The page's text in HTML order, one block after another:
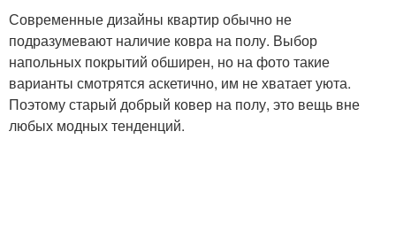
Современные дизайны квартир обычно не
подразумевают наличие ковра на полу. Выбор
напольных покрытий обширен, но на фото такие
варианты смотрятся аскетично, им не хватает уюта.
Поэтому старый добрый ковер на полу, это вещь вне
любых модных тенденций.